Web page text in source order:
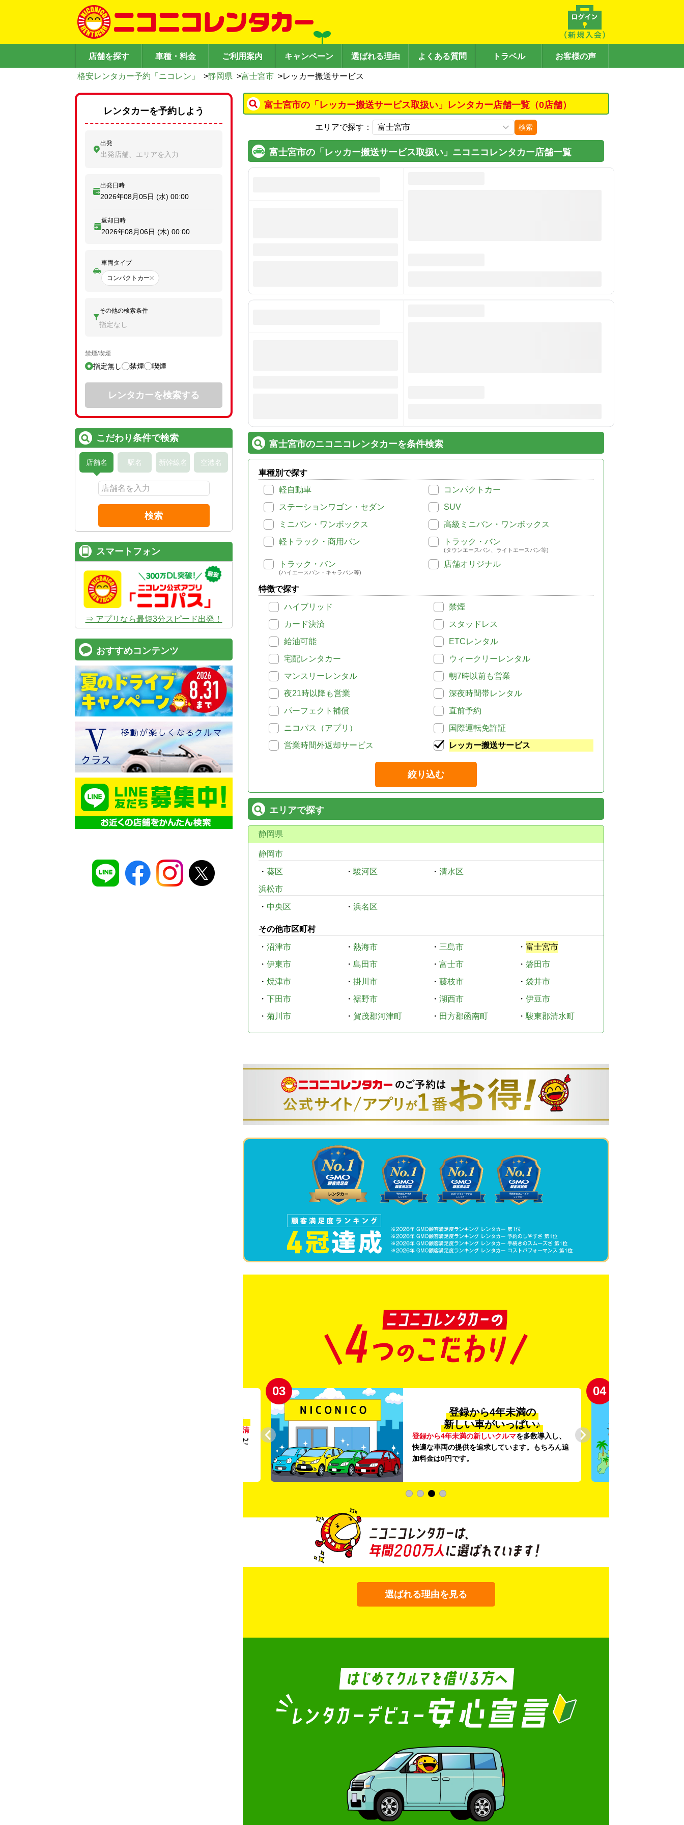
店舗を探す 車種・料金 ご利用案内 キャンペーン 選ばれる理由 よくある質問 トラベル お客様の声
格安レンタカー予約「ニコレン」 >静岡県 >富士宮市 >レッカー搬送サービス
富士宮市の「レッカー搬送サービス取扱い」レンタカー店舗一覧（0店舗）
エリアで探す： 検索
富士宮市の「レッカー搬送サービス取扱い」ニコニコレンタカー店舗一覧
富士宮市のニコニコレンタカーを条件検索
車種別で探す
軽自動車
コンパクトカー
ステーションワゴン・セダン
SUV
ミニバン・ワンボックス
高級ミニバン・ワンボックス
軽トラック・商用バン
トラック・バン
(タウンエースバン、ライトエースバン等)
トラック・バン
(ハイエースバン・キャラバン等)
店舗オリジナル
特徴で探す
ハイブリッド
禁煙
カード決済
スタッドレス
給油可能
ETCレンタル
宅配レンタカー
ウィークリーレンタル
マンスリーレンタル
朝7時以前も営業
夜21時以降も営業
深夜時間帯レンタル
パーフェクト補償
直前予約
ニコパス（アプリ）
国際運転免許証
営業時間外返却サービス
レッカー搬送サービス
絞り込む
エリアで探す
静岡県
静岡市
・ 葵区 ・ 駿河区 ・ 清水区
浜松市
・ 中央区 ・ 浜名区
その他市区町村
・ 沼津市 ・ 熱海市 ・ 三島市 ・ 富士宮市
・ 伊東市 ・ 島田市 ・ 富士市 ・ 磐田市
・ 焼津市 ・ 掛川市 ・ 藤枝市 ・ 袋井市
・ 下田市 ・ 裾野市 ・ 湖西市 ・ 伊豆市
・ 菊川市 ・ 賀茂郡河津町 ・ 田方郡函南町 ・ 駿東郡清水町
「安心・安全・清潔」
車内外の清
を徹底。安心感と清潔感を感じていただ
03
登録から4年未満の
新しい車がいっぱい♪
登録から4年未満の新しいクルマを多数導入し、
快適な車両の提供を追求しています。もちろん追
加料金は0円です。
04
選ばれる理由を見る
レンタカーを予約しよう
出発
出発店舗、エリアを入力
出発日時
2026年08月05日 (水) 00:00
返却日時
2026年08月06日 (木) 00:00
車両タイプ
コンパクトカー
その他の検索条件
指定なし
禁煙/喫煙
指定無し 禁煙 喫煙
レンタカーを検索する
こだわり条件で検索
店舗名 駅名 新幹線名 空港名
検索
スマートフォン
⇒ アプリなら最短3分スピード出発！
おすすめコンテンツ